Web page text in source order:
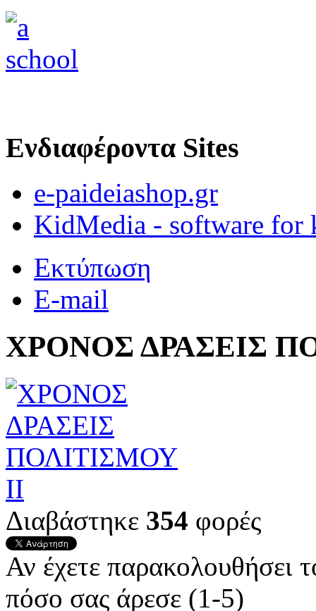
Ενδιαφέροντα Sites
e-paideiashop.gr
KidMedia - software for
Εκτύπωση
E-mail
ΧΡΟΝΟΣ ΔΡΑΣΕΙΣ
Διαβάστηκε 354 φορές
Αν έχετε παρακολουθήσει
πόσο σας άρεσε (1-5)